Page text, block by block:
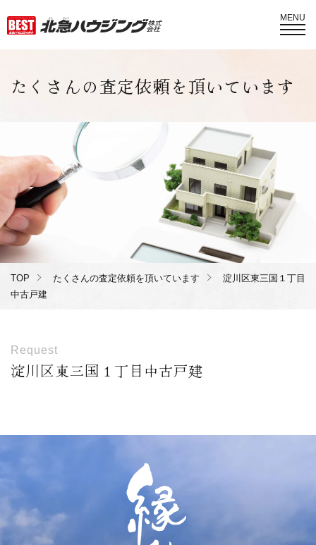
MENU
たくさんの査定依頼を頂いています
TOP たくさんの査定依頼を頂いています
淀川区東三国１丁目
中古戸建
Request
淀川区東三国１丁目中古戸建